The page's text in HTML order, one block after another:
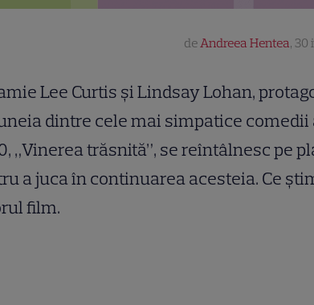
deAndreea Hentea, 30
Lee Curtis și Lindsay Lohan,
dintre cele mai simpatice comedii
„Vinerea trăsnită”, se reîntâlnesc pe
a juca în continuarea acesteia. Ce
film.